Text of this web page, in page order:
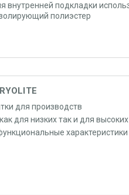
внутренней подкладки
полиэстер
для производств
для низких так и для